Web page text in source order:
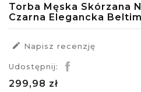
Torba Męska Skórzana
Czarna Elegancka
 Napisz recenzję
Udostępnij:
299,98 zł